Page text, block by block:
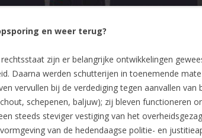
en weer terug?
zijn er belangrijke ontwikkelingen
Daarna werden schutterijen in toenemende
vervullen bij de verdediging tegen aanvallen
schepenen, baljuw); zij bleven functioneren
steeds steviger vestiging van het
van de hedendaagse politie- en